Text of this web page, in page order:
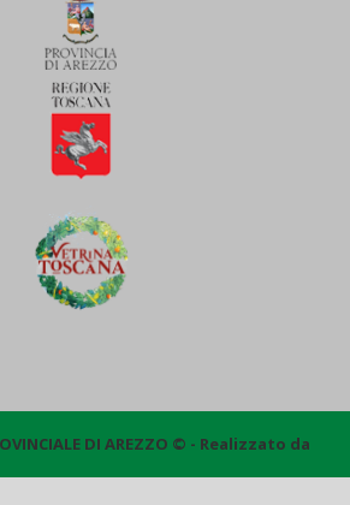
DI AREZZO © - Realizzato da